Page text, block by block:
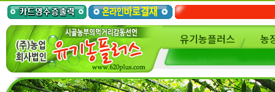
유기농플러스 농